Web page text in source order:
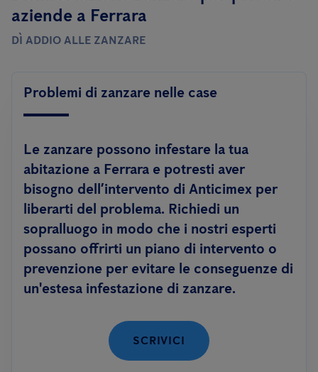
aziende a Ferrara
DÌ ADDIO ALLE ZANZARE
Problemi di zanzare nelle case
Le zanzare possono infestare la tua
abitazione a Ferrara e potresti aver
bisogno dell’intervento di Anticimex per
liberarti del problema. Richiedi un
sopralluogo in modo che i nostri esperti
possano offrirti un piano di intervento o
prevenzione per evitare le conseguenze di
un'estesa infestazione di zanzare.
SCRIVICI